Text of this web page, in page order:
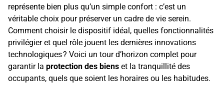
représente bien plus qu’un simple confort : c’est un
véritable choix pour préserver un cadre de vie serein.
Comment choisir le dispositif idéal, quelles fonctionnalités
privilégier et quel rôle jouent les dernières innovations
technologiques ? Voici un tour d’horizon complet pour
garantir la protection des biens et la tranquillité des
occupants, quels que soient les horaires ou les habitudes.